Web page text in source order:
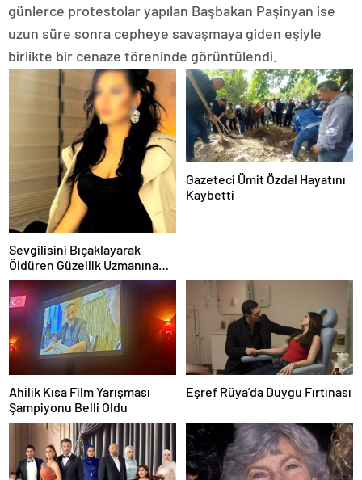
günlerce protestolar yapılan Başbakan Paşinyan ise
uzun süre sonra cepheye savaşmaya giden eşiyle
birlikte bir cenaze töreninde görüntülendi.
Sevgilisini Bıçaklayarak
Öldüren Güzellik Uzmanına
Tutuklama
Gazeteci Ümit Özdal Hayatını
Kaybetti
Ahilik Kısa Film Yarışması
Şampiyonu Belli Oldu
Eşref Rüya’da Duygu Fırtınası